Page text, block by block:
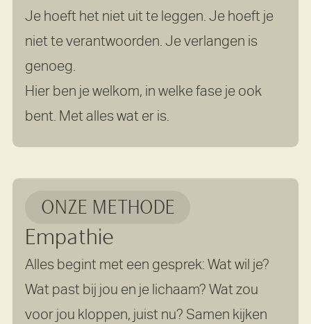
Je hoeft het niet uit te leggen. Je hoeft je
niet te verantwoorden. Je verlangen is
genoeg.
Hier ben je welkom, in welke fase je ook
bent. Met alles wat er is.
ONZE METHODE
Empathie
Alles begint met een gesprek: Wat wil je?
Wat past bij jou en je lichaam? Wat zou
voor jou kloppen, juist nu? Samen kijken